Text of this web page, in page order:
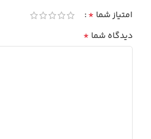
امتیاز شما *
دیدگاه شما *